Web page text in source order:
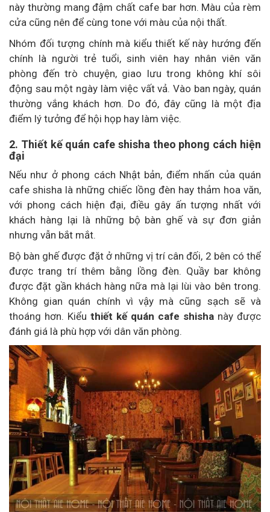
này thường mang đậm chất cafe bar hơn. Màu của rèm
cửa cũng nên để cùng tone với màu của nội thất.
Nhóm đối tượng chính mà kiểu thiết kế này hướng đến
chính là người trẻ tuổi, sinh viên hay nhân viên văn
phòng đến trò chuyện, giao lưu trong không khí sôi
động sau một ngày làm việc vất vả. Vào ban ngày, quán
thường vắng khách hơn. Do đó, đây cũng là một địa
điểm lý tưởng để hội họp hay làm việc.
2. Thiết kế quán cafe shisha theo phong cách hiện
đại
Nếu như ở phong cách Nhật bản, điểm nhấn của quán
cafe shisha là những chiếc lồng đèn hay thảm hoa văn,
với phong cách hiện đại, điều gây ấn tượng nhất với
khách hàng lại là những bộ bàn ghế và sự đơn giản
nhưng vẫn bắt mắt.
Bộ bàn ghế được đặt ở những vị trí cân đối, 2 bên có thể
được trang trí thêm bằng lồng đèn. Quầy bar không
được đặt gần khách hàng nữa mà lại lùi vào bên trong.
Không gian quán chính vì vậy mà cũng sạch sẽ và
thoáng hơn. Kiểu thiết kế quán cafe shisha này được
đánh giá là phù hợp với dân văn phòng.